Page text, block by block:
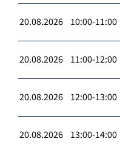
20.08.2026 10:00-11:00
20.08.2026 11:00-12:00
20.08.2026 12:00-13:00
20.08.2026 13:00-14:00